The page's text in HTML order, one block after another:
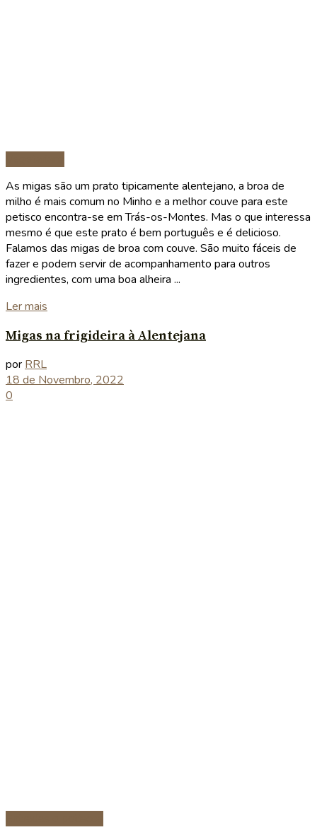
As migas são um prato tipicamente alentejano, a broa de
milho é mais comum no Minho e a melhor couve para este
petisco encontra-se em Trás-os-Montes. Mas o que interessa
mesmo é que este prato é bem português e é delicioso.
Falamos das migas de broa com couve. São muito fáceis de
fazer e podem servir de acompanhamento para outros
ingredientes, com uma boa alheira ...
Ler mais
Migas na frigideira à Alentejana
por RRL
18 de Novembro, 2022
0